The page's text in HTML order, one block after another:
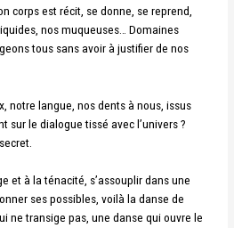
corps est récit, se donne, se reprend,
nos muqueuses… Domaines
tous sans avoir à justifier de nos
notre langue, nos dents à nous, issus
sur le dialogue tissé avec l’univers ?
et à la ténacité, s’assouplir dans une
ses possibles, voilà la danse de
ne transige pas, une danse qui ouvre le